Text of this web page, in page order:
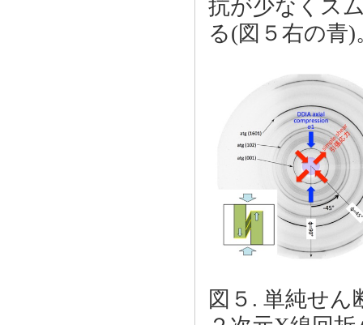
抗が少なくス
る(図５右の青)
図５. 単純せ